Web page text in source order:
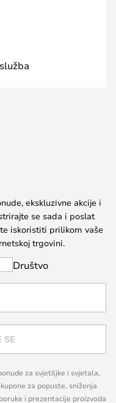
ekskluzivne akcije i
se sada i poslat
iskoristiti prilikom vaše
trgovini.
Društvo
SE
za svjetiljke i svjetala,
za popuste, sniženja
i prezentacije proizvoda